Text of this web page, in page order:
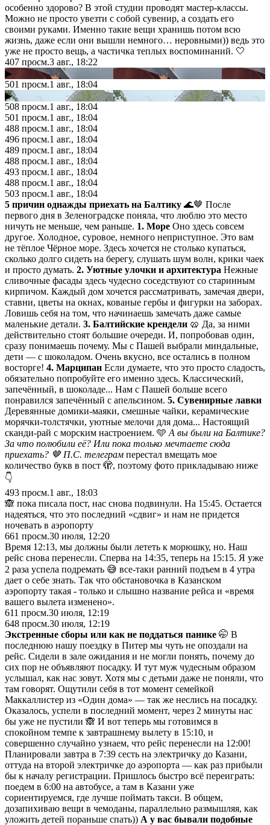
особенно здорово? В этой студии проводят мастер-классы.
Можно не просто увезти с собой сувенир, а создать его
своими руками. Именно такие вещи хранишь потом всю
жизнь, даже если они вышли немного… неровными)) ведь это
уже не просто вещь, а частичка теплых воспоминаний. 🤍
407 просм.3 авг., 18:22
▶
501 просм.1 авг., 18:04
▶
508 просм.1 авг., 18:04
501 просм.1 авг., 18:04
488 просм.1 авг., 18:04
496 просм.1 авг., 18:04
489 просм.1 авг., 18:04
488 просм.1 авг., 18:04
493 просм.1 авг., 18:04
488 просм.1 авг., 18:04
503 просм.1 авг., 18:04
5 причин однажды приехать на Балтику 🌊🤎 После
первого дня в Зеленоградске поняла, что люблю это место
ничуть не меньше, чем раньше. 1. Море Оно здесь совсем
другое. Холодное, суровое, немного неприступное. Это вам
не тёплое Чёрное море. Здесь хочется не столько купаться,
сколько долго сидеть на берегу, слушать шум волн, крики чаек
и просто думать. 2. Уютные улочки и архитектура Нежные
сливочные фасады здесь чудесно соседствуют со старинным
кирпичом. Каждый дом хочется рассматривать, замечая двери,
ставни, цветы на окнах, кованые гербы и фигурки на заборах.
Ловишь себя на том, что начинаешь замечать даже самые
маленькие детали. 3. Балтийские крендели 🥨 Да, за ними
действительно стоят большие очереди. И, попробовав один,
сразу понимаешь почему. Мы с Пашей выбрали миндальные,
дети — с шоколадом. Очень вкусно, все остались в полном
восторге! 4. Марципан Если думаете, что это просто сладость,
обязательно попробуйте его именно здесь. Классический,
запечённый, в шоколаде... Нам с Пашей больше всего
понравился запечённый с апельсином. 5. Сувенирные лавки
Деревянные домики-маяки, смешные чайки, керамические
морячки-толстячки, уютные мелочи для дома... Настоящий
сканди-рай с морским настроением. 🩵 А вы были на Балтике?
За что полюбили её? Или пока только мечтаете сюда
приехать? 🤎 П.С. телеграм перестал вмещать мое
количество букв в пост 🫣, поэтому фото прикладываю ниже
👇
493 просм.1 авг., 18:03
🙈 пока писала пост, нас снова подвинули. На 15:45. Остается
надеяться, что это последний «сдвиг» и нам не придется
ночевать в аэропорту
661 просм.30 июля, 12:20
Время 12:13, мы должны были лететь к морюшку, но. Наш
рейс снова перенесли. Сперва на 14:35, теперь на 15:15. Я уже
2 раза успела подремать 😅 все-таки ранний подъем в 4 утра
дает о себе знать. Так что обстановочка в Казанском
аэропорту такая - только и слышно название рейса и «время
вашего вылета изменено».
611 просм.30 июля, 12:19
648 просм.30 июля, 12:19
Экстренные сборы или как не поддаться панике 🤭 В
последнюю нашу поездку в Питер мы чуть не опоздали на
рейс. Сидели в зале ожидания и не могли понять, почему до
сих пор не объявляют посадку. И тут муж чудесным образом
услышал, как нас зовут. Хотя мы с детьми даже не поняли, что
там говорят. Ощутили себя в тот момент семейкой
Маккаллистер из «Один дома» — так же неслись на посадку.
Оказалось, успели в последний момент, через 2 минуты нас
бы уже не пустили 🙈 И вот теперь мы готовимся в
спокойном темпе к завтрашнему вылету в 15:10, и
совершенно случайно узнаем, что рейс перенесли на 12:00!
Планировали завтра в 7:39 сесть на электричку до Казани,
оттуда на второй электричке до аэропорта — как раз прибыли
бы к началу регистрации. Пришлось быстро всё переиграть:
поедем в 6:00 на автобусе, а там в Казани уже
сориентируемся, где лучше поймать такси. В общем,
дозапихиваю вещи в чемоданы, параллельно размышляя, как
уложить детей пораньше спать)) А у вас бывали подобные